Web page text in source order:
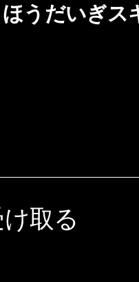
うだいぎス
取る